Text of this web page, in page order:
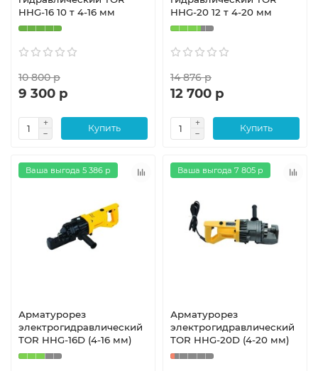
HHG-16 10 т 4-16 мм
10 800 р
9 300 р
Купить
HHG-20 12 т 4-20 мм
14 876 р
12 700 р
Купить
Ваша выгода 5 386 р
Арматурорез
электрогидравлический
TOR HHG-16D (4-16 мм)
Ваша выгода 7 805 р
Арматурорез
электрогидравлический
TOR HHG-20D (4-20 мм)